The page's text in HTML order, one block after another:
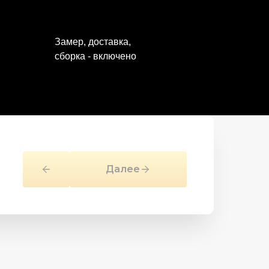
Замер, доставка,
сборка - включено
Далее